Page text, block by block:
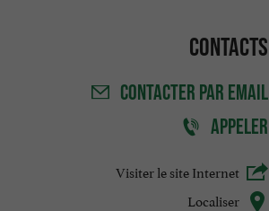
Contacts
CONTACTER PAR EMAIL
APPELER
Visiter le site Internet
Localiser